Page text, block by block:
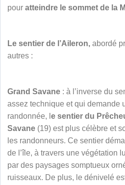
pour atteindre le sommet de la
Le sentier de l’Aileron, abordé
autres :
Grand Savane : à l’inverse du
assez technique et qui demande
randonnée, l e sentier du
Savane (19) est plus célèbre et
les randonneurs. Ce sentier
de l’île, à travers une végétation
par des paysages somptueux
ruisseaux. De plus, le dénivelé